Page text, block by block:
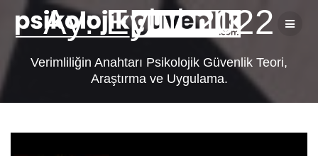
Skip
to
content
Ay:Eylül 2022
Verimliliğin Anahtarı Psikolojik Güvenlik Teori,
Araştırma ve Uygulama.